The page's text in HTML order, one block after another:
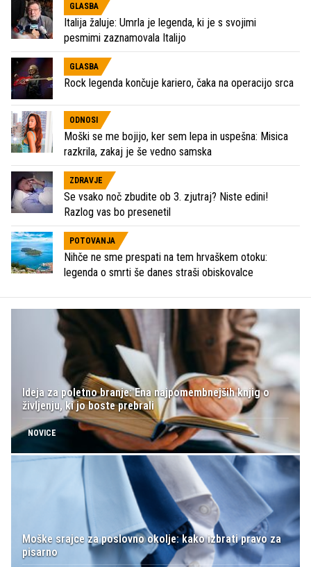
GLASBA
Italija žaluje: Umrla je legenda, ki je s svojimi
pesmimi zaznamovala Italijo
GLASBA
Rock legenda končuje kariero, čaka na operacijo srca
ODNOSI
Moški se me bojijo, ker sem lepa in uspešna: Misica
razkrila, zakaj je še vedno samska
ZDRAVJE
Se vsako noč zbudite ob 3. zjutraj? Niste edini!
Razlog vas bo presenetil
POTOVANJA
Nihče ne sme prespati na tem hrvaškem otoku:
legenda o smrti še danes straši obiskovalce
Ideja za poletno branje: Ena najpomembnejših knjig o
življenju, ki jo boste prebrali
NOVICE
Moške srajce za poslovno okolje: kako izbrati pravo za
pisarno